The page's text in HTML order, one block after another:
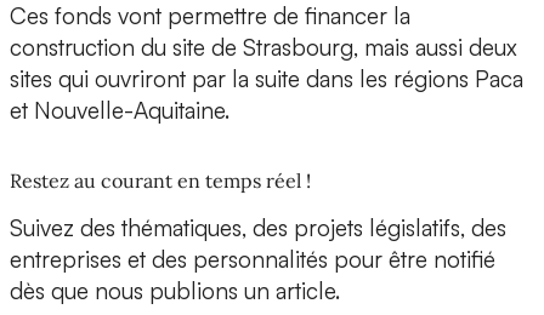
Ces fonds vont permettre de financer la
construction du site de Strasbourg, mais aussi deux
sites qui ouvriront par la suite dans les régions Paca
et Nouvelle-Aquitaine.
Restez au courant en temps réel !
Suivez des thématiques, des projets législatifs, des
entreprises et des personnalités pour être notifié
dès que nous publions un article.